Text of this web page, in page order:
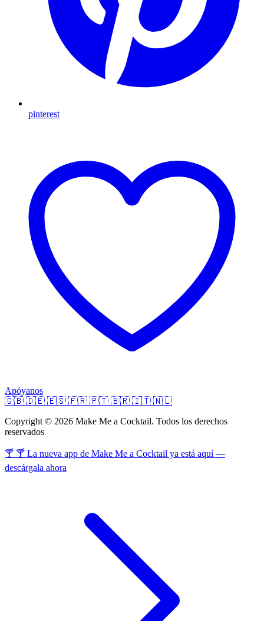
pinterest
Apóyanos
🇬🇧 🇩🇪 🇪🇸 🇫🇷 🇵🇹 🇧🇷 🇮🇹 🇳🇱
Copyright © 2026 Make Me a Cocktail. Todos los derechos
reservados
🍸 🍸 La nueva app de Make Me a Cocktail ya está aquí —
descárgala ahora